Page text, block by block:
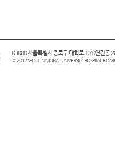
03080 서울특별시 종로구 대학로 101(연건동
© 2012 SEOUL NATIONAL UNIVERSITY HOSPITAL